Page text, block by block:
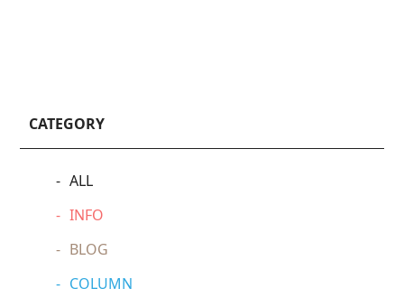
CATEGORY
ALL
INFO
BLOG
COLUMN